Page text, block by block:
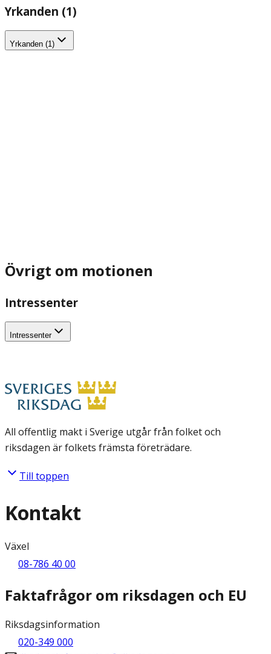
Yrkanden (1)
Yrkanden (1)
Övrigt om motionen
Intressenter
Intressenter
All offentlig makt i Sverige utgår från folket och
riksdagen är folkets främsta företrädare.
Till toppen
Kontakt
Växel
08-786 40 00
Faktafrågor om riksdagen och EU
Riksdagsinformation
020-349 000